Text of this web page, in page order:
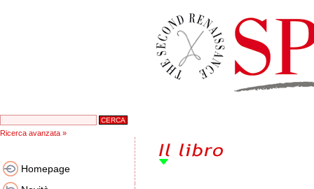
Ricerca avanzata »
Homepage